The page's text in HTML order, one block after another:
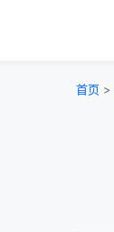
首页 >